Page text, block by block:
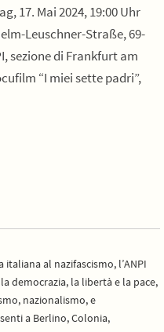
17. Mai 2024, 19:00 Uhr
Leuschner-Straße, 69-
sezione di Frankfurt am
“I miei sette padri”,
al nazifascismo, l’ANPI
democrazia, la libertà e la pace,
nazionalismo, e
a Berlino, Colonia,